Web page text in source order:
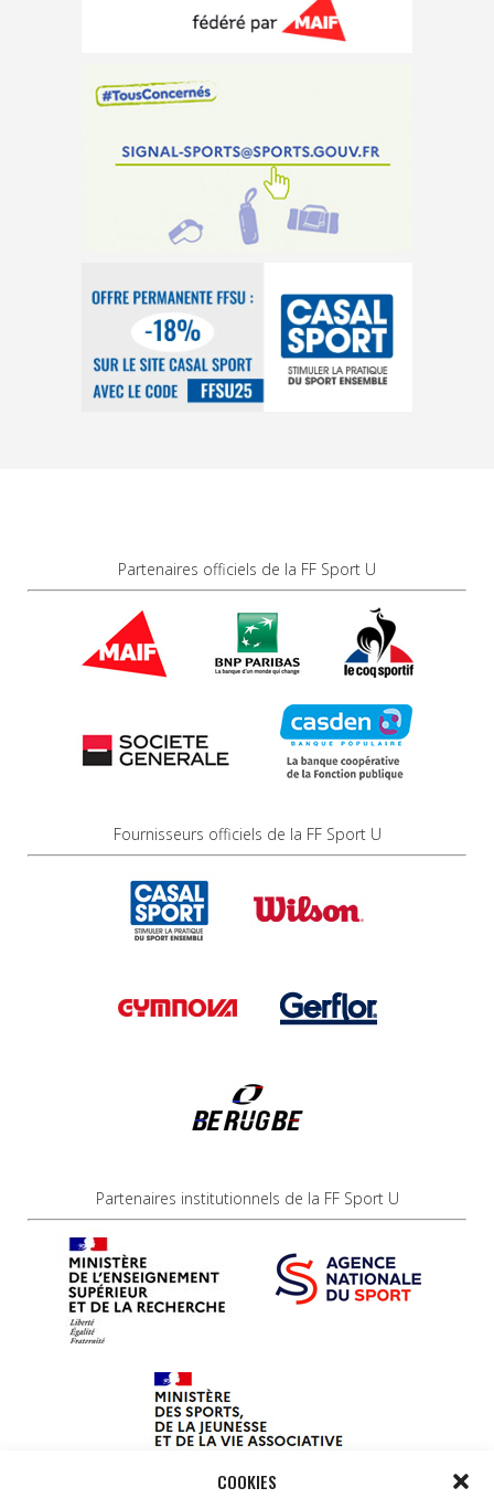
COOKIES
Partenaires officiels de la FF Sport U
Fournisseurs officiels de la FF Sport U
Partenaires institutionnels de la FF Sport U